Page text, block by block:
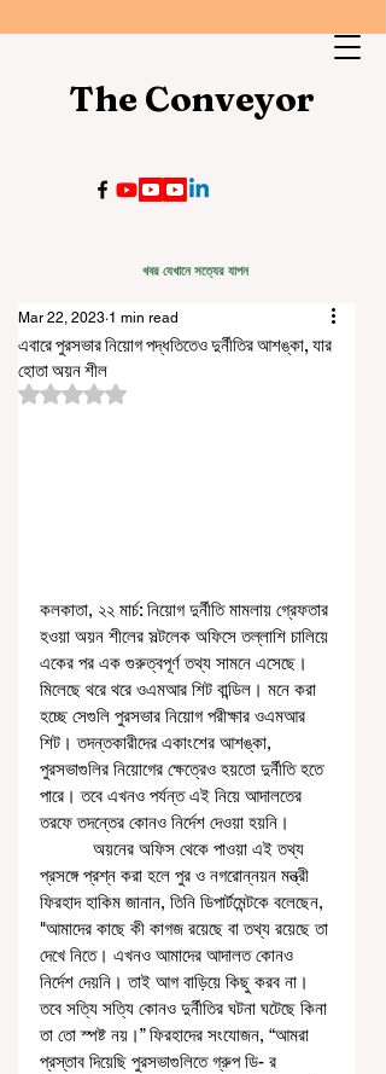
The Conveyor
খবর যেখানে সত্যের যাপন
এবারে পুরসভার নিয়োগ পদ্ধতিতেও দুর্নীতির আশঙ্কা, যার
হোতা অয়ন শীল
Mar 22, 2023 1 min read
Rated NaN out of 5 stars.
কলকাতা, ২২ মার্চ: নিয়োগ দুর্নীতি মামলায় গ্রেফতার
হওয়া অয়ন শীলের সল্টলেক অফিসে তল্লাশি চালিয়ে
একের পর এক গুরুত্বপূর্ণ তথ্য সামনে এসেছে।
মিলেছে থরে থরে ওএমআর শিট বান্ডিল। মনে করা
হচ্ছে সেগুলি পুরসভার নিয়োগ পরীক্ষার ওএমআর
শিট। তদন্তকারীদের একাংশের আশঙ্কা,
পুরসভাগুলির নিয়োগের ক্ষেত্রেও হয়তো দুর্নীতি হতে
পারে। তবে এখনও পর্যন্ত এই নিয়ে আদালতের
তরফে তদন্তের কোনও নির্দেশ দেওয়া হয়নি।
প্রসঙ্গে প্রশ্ন করা হলে পুর ও নগরোন্নয়ন মন্ত্রী
ফিরহাদ হাকিম জানান, তিনি ডিপার্টমেন্টকে বলেছেন,
"আমাদের কাছে কী কাগজ রয়েছে বা তথ্য রয়েছে তা
দেখে নিতে। এখনও আমাদের আদালত কোনও
নির্দেশ দেয়নি। তাই আগ বাড়িয়ে কিছু করব না।
তবে সত্যি সত্যি কোনও দুর্নীতির ঘটনা ঘটেছে কিনা
তা তো স্পষ্ট নয়।” ফিরহাদের সংযোজন, “আমরা
প্রস্তাব দিয়েছি পুরসভাগুলিতে গ্রুপ ডি- র